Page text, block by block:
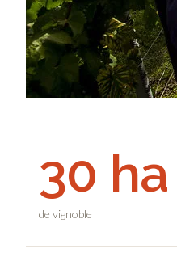
30 ha
de vignoble